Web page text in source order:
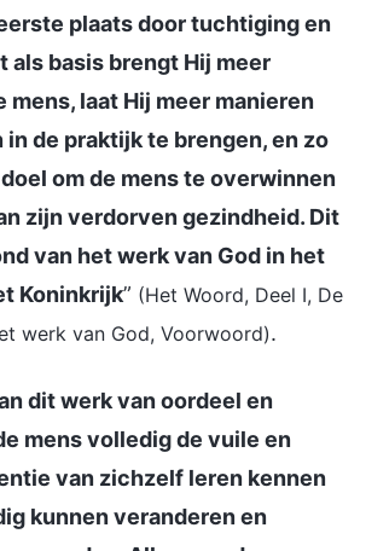
plaats door tuchtiging en
als basis brengt Hij meer
mens, laat Hij meer manieren
in de praktijk te brengen, en zo
om de mens te overwinnen
zijn verdorven gezindheid. Dit
van het werk van God in het
Koninkrijk” (Het Woord, Deel I, De
werk van God, Voorwoord).
dit werk van oordeel en
mens volledig de vuile en
van zichzelf leren kennen
kunnen veranderen en